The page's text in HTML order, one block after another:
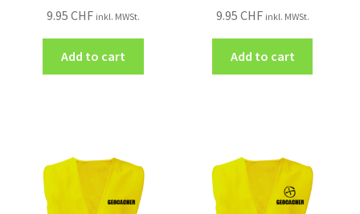
9.95CHF inkl. MWSt.
Add to cart
9.95 CHF inkl. MWSt.
Add to cart